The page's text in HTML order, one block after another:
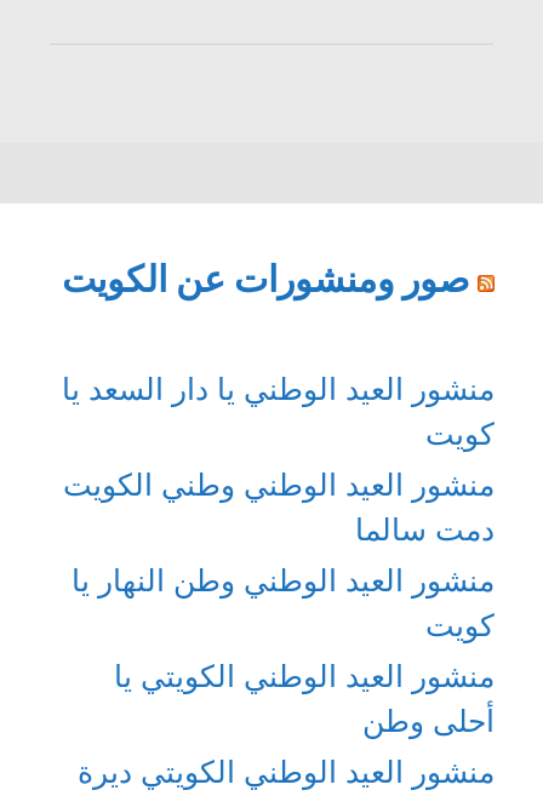
صور ومنشورات عن الكويت
منشور العيد الوطني يا دار السعد يا
كويت
منشور العيد الوطني وطني الكويت
دمت سالما
منشور العيد الوطني وطن النهار يا
كويت
منشور العيد الوطني الكويتي يا
أحلى وطن
منشور العيد الوطني الكويتي ديرة